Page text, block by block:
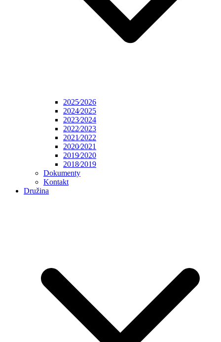
2025⁄2026
2024⁄2025
2023⁄2024
2022⁄2023
2021⁄2022
2020⁄2021
2019⁄2020
2018⁄2019
Dokumenty
Kontakt
Družina